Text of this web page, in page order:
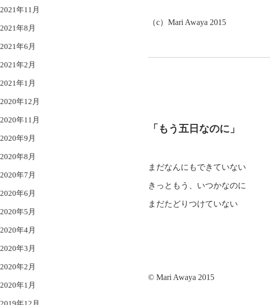
2021年11月
2021年8月
2021年6月
2021年2月
2021年1月
2020年12月
2020年11月
2020年9月
2020年8月
2020年7月
2020年6月
2020年5月
2020年4月
2020年3月
2020年2月
2020年1月
（c）Mari Awaya 2015
「もう五日なのに」
まだなんにもできていない
きっともう、いつかなのに
まだたどりつけていない
© Mari Awaya 2015